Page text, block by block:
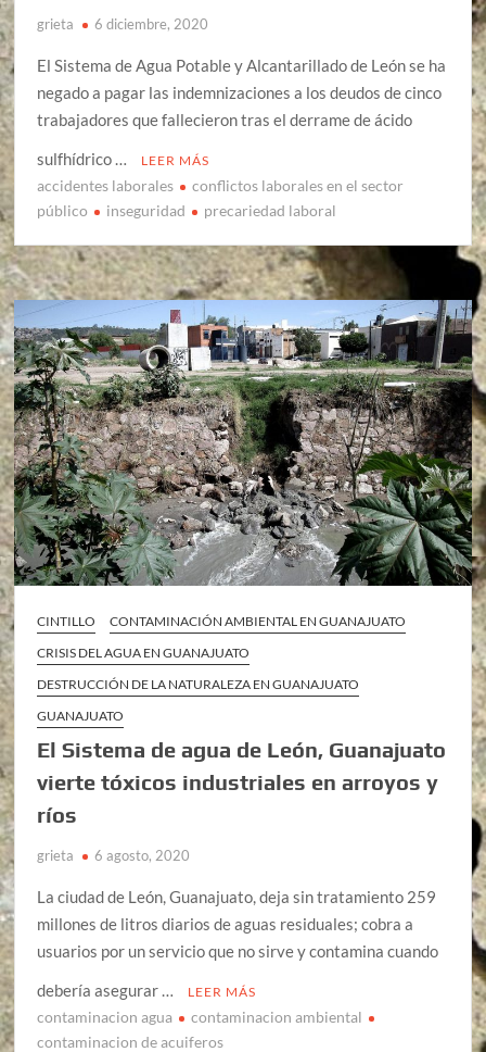
grieta 6 diciembre, 2020
El Sistema de Agua Potable y Alcantarillado de León se ha
negado a pagar las indemnizaciones a los deudos de cinco
trabajadores que fallecieron tras el derrame de ácido
sulfhídrico …
LEER MÁS
accidentes laborales
conflictos laborales en el sector
público
inseguridad precariedad laboral
CINTILLO
CONTAMINACIÓN AMBIENTAL EN GUANAJUATO
CRISIS DEL AGUA EN GUANAJUATO
DESTRUCCIÓN DE LA NATURALEZA EN GUANAJUATO
GUANAJUATO
El Sistema de agua de León, Guanajuato
vierte tóxicos industriales en arroyos y
ríos
grieta 6 agosto, 2020
La ciudad de León, Guanajuato, deja sin tratamiento 259
millones de litros diarios de aguas residuales; cobra a
usuarios por un servicio que no sirve y contamina cuando
debería asegurar …
LEER MÁS
contaminacion agua
contaminacion ambiental
contaminacion de acuiferos